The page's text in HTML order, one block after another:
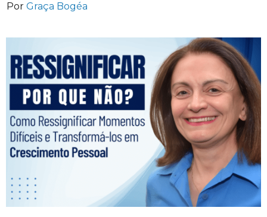
Por Graça Bogéa